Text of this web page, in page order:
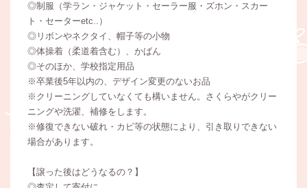
◎制服（学ラン・ジャケット・セーラー服・ズホン・スカー
ト・セーターetc..）
◎リボンやネクタイ、帽子等の小物
◎体操着（柔道着含む）、かばん
◎そのほか、学校指定用品
※卒業後5年以内の、デザイン変更のないお品
※クリーニングしていなくても構いません。さくらやがクリー
ニングや洗濯、補修をします。
※修復できない破れ・カビ等の状態により、引き取りできない
場合があります。
【譲った後はどうなるの？】